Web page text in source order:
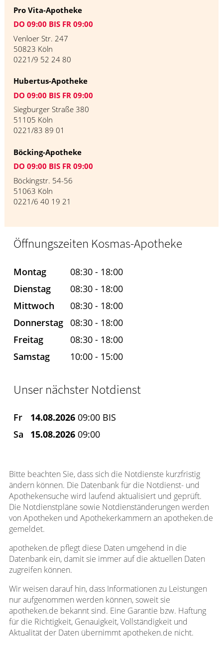
Pro Vita-Apotheke
DO 09:00 BIS FR 09:00
Venloer Str. 247
50823 Köln
0221/9 52 24 80
Hubertus-Apotheke
DO 09:00 BIS FR 09:00
Siegburger Straße 380
51105 Köln
0221/83 89 01
Böcking-Apotheke
DO 09:00 BIS FR 09:00
Böckingstr. 54-56
51063 Köln
0221/6 40 19 21
Öffnungszeiten Kosmas-Apotheke
Montag
08:30 - 18:00
Dienstag
08:30 - 18:00
Mittwoch
08:30 - 18:00
Donnerstag 08:30 - 18:00
Freitag
08:30 - 18:00
Samstag
10:00 - 15:00
Unser nächster Notdienst
Fr 14.08.202609:00 BIS
Sa
15.08.202609:00
Bitte beachten Sie, dass sich die Notdienste kurzfristig
ändern können. Die Datenbank für die Notdienst- und
Apothekensuche wird laufend aktualisiert und geprüft.
Die Notdienstpläne sowie Notdienständerungen werden
von Apotheken und Apothekerkammern an apotheken.de
gemeldet.
apotheken.de pflegt diese Daten umgehend in die
Datenbank ein, damit sie immer auf die aktuellen Daten
zugreifen können.
Wir weisen darauf hin, dass Informationen zu Leistungen
nur aufgenommen werden können, soweit sie
apotheken.de bekannt sind. Eine Garantie bzw. Haftung
für die Richtigkeit, Genauigkeit, Vollständigkeit und
Aktualität der Daten übernimmt apotheken.de nicht.